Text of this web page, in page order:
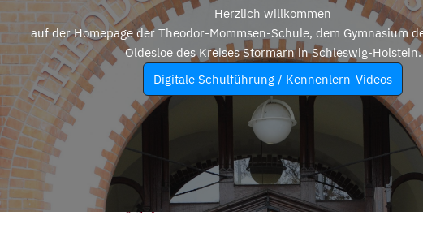
Herzlich willkommen
auf der Homepage der Theodor-Mommsen-Schule, dem Gymnasium
Oldesloe des Kreises Stormarn in Schleswig-Holstein.
Digitale Schulführung / Kennenlern-Videos